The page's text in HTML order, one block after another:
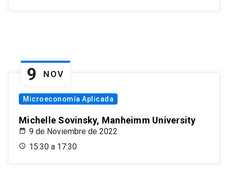
9 NOV
Microeconomía Aplicada
Michelle Sovinsky, Manheimm University
9 de Noviembre de 2022
15:30 a 17:30